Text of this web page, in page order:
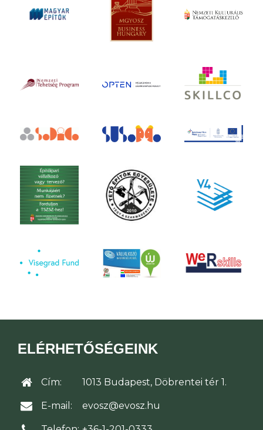
ELÉRHETŐSÉGEINK
Cím: 1013 Budapest, Döbrentei tér 1.
E-mail: evosz@evosz.hu